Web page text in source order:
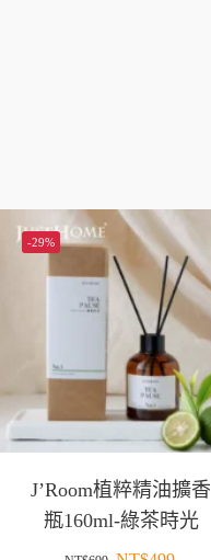
-29%
J’Room植粹精油擴香
瓶160ml-綠茶時光